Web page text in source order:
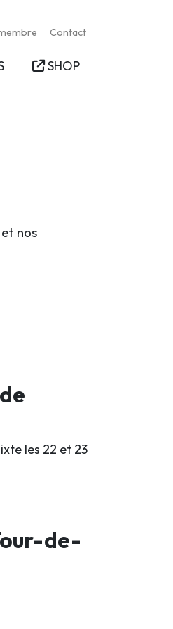
Contact
SHOP
nos
les 22 et 23
de-